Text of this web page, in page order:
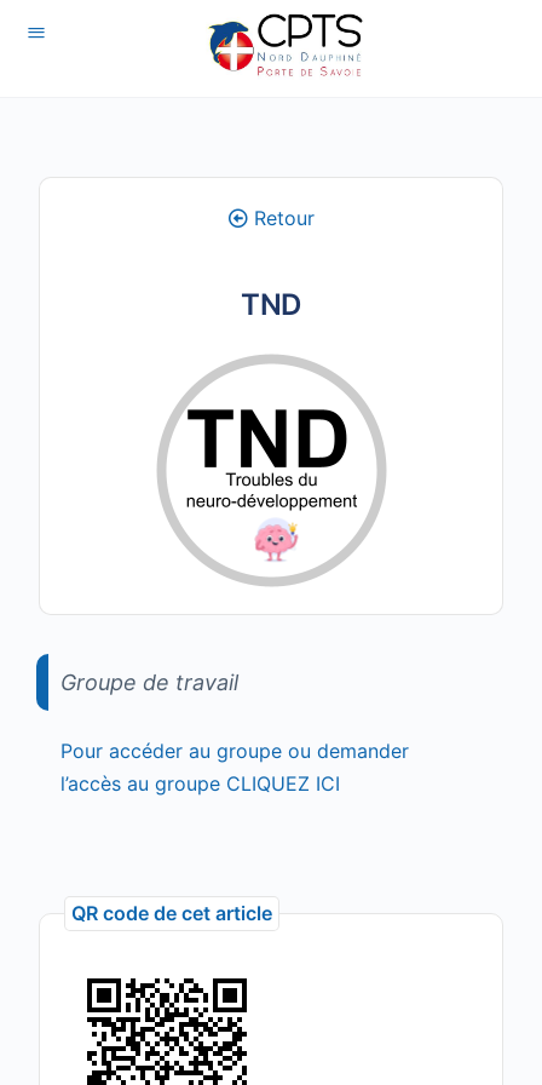
Retour
TND
Groupe de travail
Pour accéder au groupe ou demander
l’accès au groupe CLIQUEZ ICI
QR code de cet article